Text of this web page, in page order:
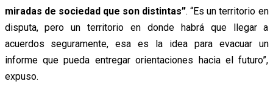
miradas de sociedad que son distintas”. “Es un territorio en
disputa, pero un territorio en donde habrá que llegar a
acuerdos seguramente, esa es la idea para evacuar un
informe que pueda entregar orientaciones hacia el futuro”,
expuso.